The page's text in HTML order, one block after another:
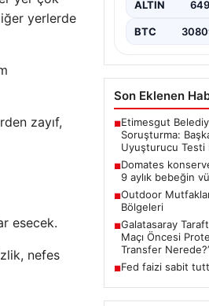
yerlerde
zayıf,
esecek.
nefes
ALTIN
BTC
Son Eklenen
■Etimesgut
Soruşturma:
Uyuşturucu Testi
■Domates
9 aylık bebeğin
■Outdoor
Bölgeleri
■Galatasaray
Maçı Öncesi
Transfer Nerede?’
■Fed faizi sabit